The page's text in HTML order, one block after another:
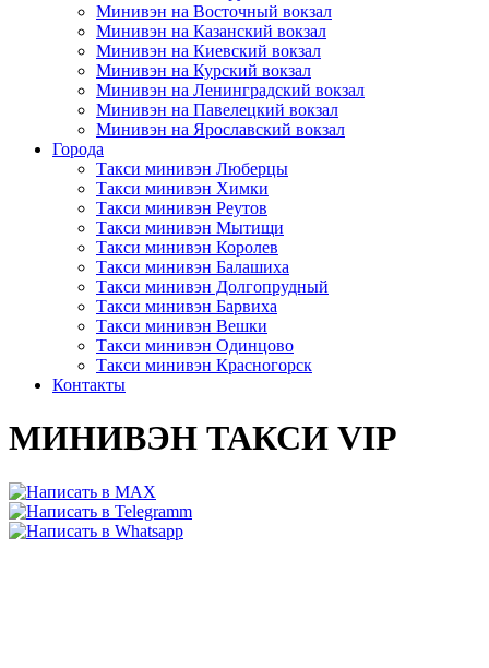
Минивэн на Восточный вокзал
Минивэн на Казанский вокзал
Минивэн на Киевский вокзал
Минивэн на Курский вокзал
Минивэн на Ленинградский вокзал
Минивэн на Павелецкий вокзал
Минивэн на Ярославский вокзал
Города
Такси минивэн Люберцы
Такси минивэн Химки
Такси минивэн Реутов
Такси минивэн Мытищи
Такси минивэн Королев
Такси минивэн Балашиха
Такси минивэн Долгопрудный
Такси минивэн Барвиха
Такси минивэн Вешки
Такси минивэн Одинцово
Такси минивэн Красногорск
Контакты
МИНИВЭН ТАКСИ VIP